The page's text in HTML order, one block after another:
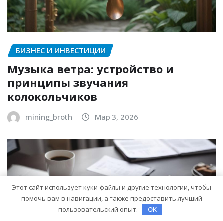
БИЗНЕС И ИНВЕСТИЦИИ
Музыка ветра: устройство и
принципы звучания
колокольчиков
mining_broth Мар 3, 2026
Этот сайт использует куки-файлы и другие технологии, чтобы
помочь вам в навигации, а также предоставить лучший
пользовательский опыт.
OK